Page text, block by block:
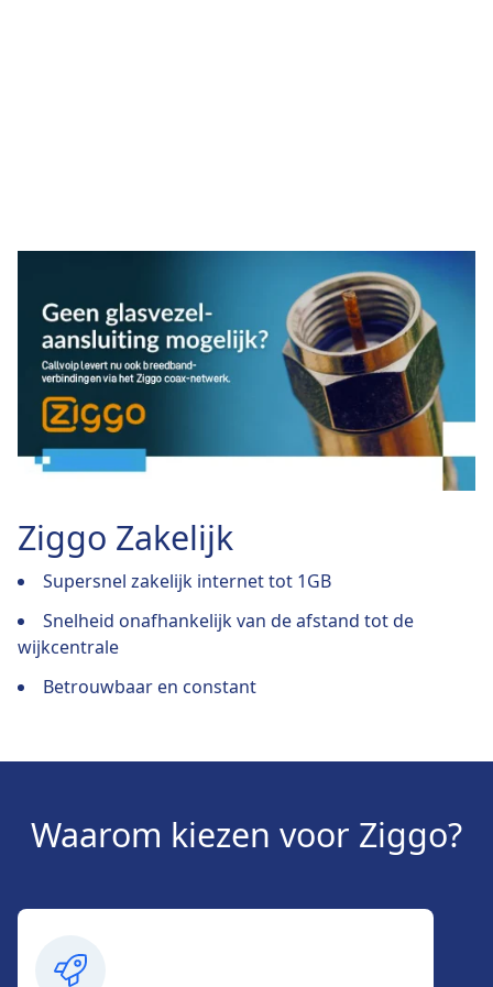
Ziggo Zakelijk
Supersnel zakelijk internet tot 1GB
Snelheid onafhankelijk van de afstand tot de
wijkcentrale
Betrouwbaar en constant
Waarom kiezen voor Ziggo?